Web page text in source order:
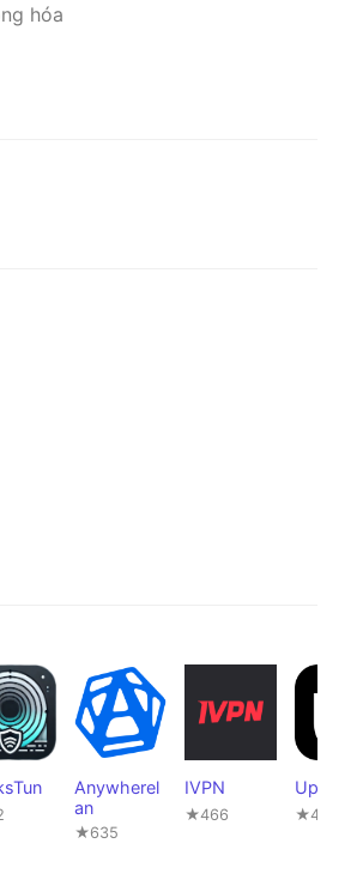
hóa
Anywherel
an
★635
IVPN
★466
UpVPN
★423